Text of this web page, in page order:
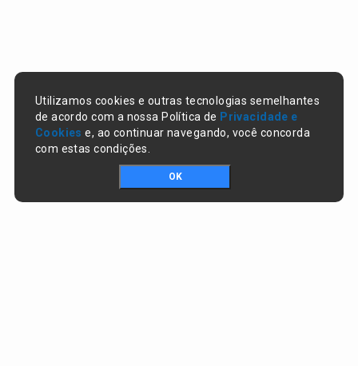
Utilizamos cookies e outras tecnologias semelhantes
de acordo com a nossa Política de Privacidade e
Cookies e, ao continuar navegando, você concorda
com estas condições.
OK